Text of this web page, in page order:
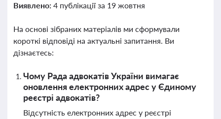
Виявлено: 4 публікації за 19 жовтня
На основі зібраних матеріалів ми сформували
короткі відповіді на актуальні запитання. Ви
дізнаєтесь:
Чому Рада адвокатів України вимагає
оновлення електронних адрес у Єдиному
реєстрі адвокатів?
Відсутність електронних адрес у реєстрі